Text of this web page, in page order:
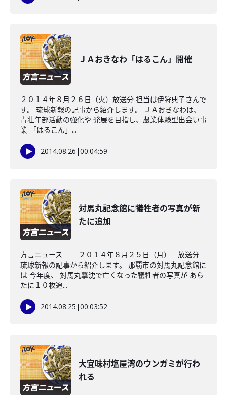
ＪＡおきなわ「はるこん」開催
２０１４年８月２６日（火）放送分 担当は伊狩典子さんで
す。 琉球新報の記事から紹介します。 ＪＡおきなわは、
青壮年部活動の強化や 発展を目指し、農業体験型出会い事
業 「はるこん」...
2014.08.26 |00:04:59
対馬丸記念館に犠牲者の写真が新
たに追加
方言ニュース ２０１４年８月２５日（月） 放送分
琉球新報の記事から紹介します。 那覇市の対馬丸記念館に
は 今年度、 対馬丸撃沈で亡くなった犠牲者の写真が あら
たに１０枚追...
2014.08.25 |00:03:52
大宜味村塩屋湾のウンガミが行わ
れる